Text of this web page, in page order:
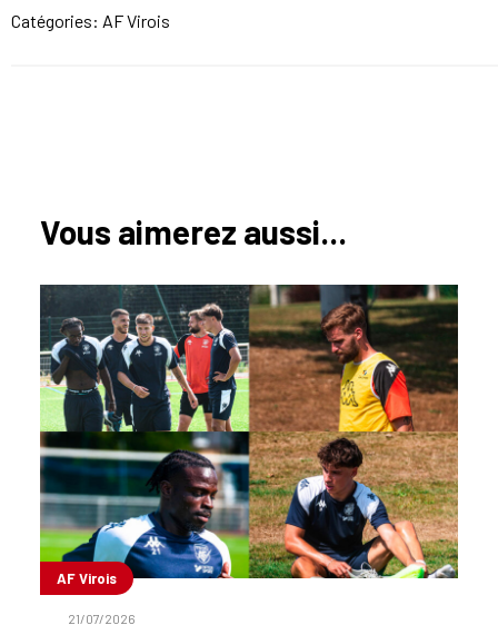
Catégories: AF Virois
Vous aimerez aussi...
AF Virois
21/07/2026